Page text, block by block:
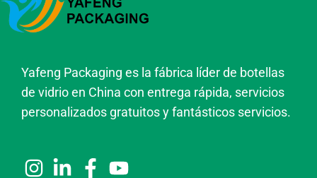
Yafeng Packaging es la fábrica líder de botellas
de vidrio en China con entrega rápida, servicios
personalizados gratuitos y fantásticos servicios.